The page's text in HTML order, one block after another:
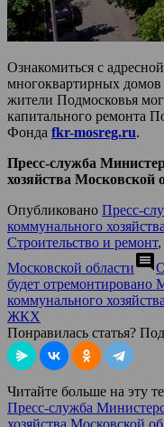
Ознакомиться с
многоквартирных домов
жители Подмосковья
капитального ремонта
Фонда fkr-mosreg.ru.
Пресс-служба
хозяйства Московской
Опубликовано Пресс-
коммунального
Строительство и ремонт,
Московской областиcomment
будет
коммунального
ЖКХ
Понравилась статья?
Читайте больше на эту
Пресс-служба
хозяйства Московской